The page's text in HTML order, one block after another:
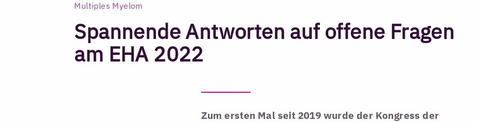
Multiples Myelom
Spannende Antworten auf offene Fragen
am EHA 2022
Zum ersten Mal seit 2019 wurde der Kongress der